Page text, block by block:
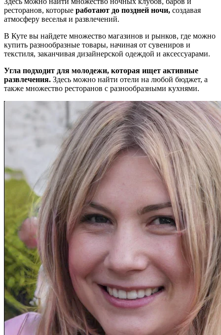
ресторанов, которые работают до поздней ночи, создавая
атмосферу веселья и развлечений.
В Куте вы найдете множество магазинов и рынков, где можно
купить разнообразные товары, начиная от сувениров и
текстиля, заканчивая дизайнерской одеждой и аксессуарами.
Угла подходит для молодежи, которая ищет активные
развлечения. Здесь можно найти отели на любой бюджет, а
также множество ресторанов с разнообразными кухнями.